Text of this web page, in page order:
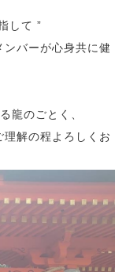
して ”
バーが心身共に健
龍のごとく、
解の程よろしくお